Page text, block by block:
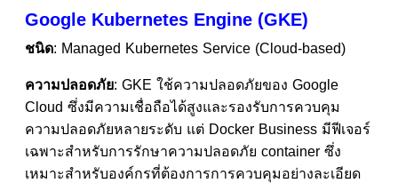
Google Kubernetes Engine (GKE)
ชนิด: Managed Kubernetes Service (Cloud-based)
ความปลอดภัย: GKE ใช้ความปลอดภัยของ Google
Cloud ซึ่งมีความเชื่อถือได้สูงและรองรับการควบคุม
ความปลอดภัยหลายระดับ แต่ Docker Business มีฟีเจอร์
เฉพาะสำหรับการรักษาความปลอดภัย container ซึ่ง
เหมาะสำหรับองค์กรที่ต้องการการควบคุมอย่างละเอียด